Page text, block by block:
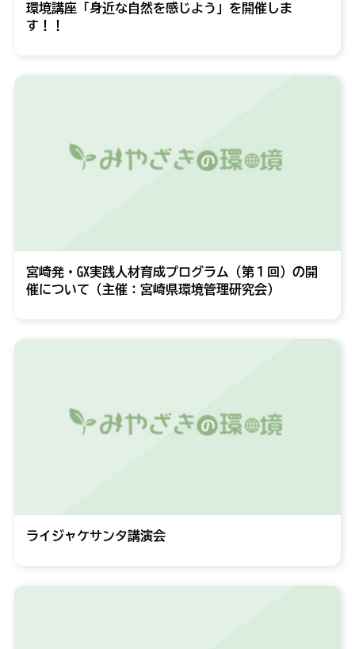
環境講座「身近な自然を感じよう」を開催しま
す！！
宮崎発・GX実践人材育成プログラム（第１回）の開
催について（主催：宮崎県環境管理研究会）
ライジャケサンタ講演会